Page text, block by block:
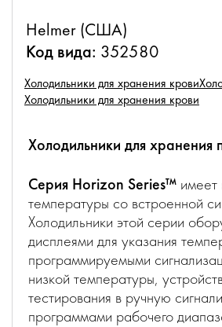
Helmer (США)
Код вида: 352580
Холодильники для хранения крови
Холодильники для хранения крови
Холодильники для хранения
Серия Horizon Series™ имеет
температуры со встроенной
Холодильники этой серии
дисплеями для указания
программируемыми
низкой температуры,
тестирования в ручную
программами рабочего